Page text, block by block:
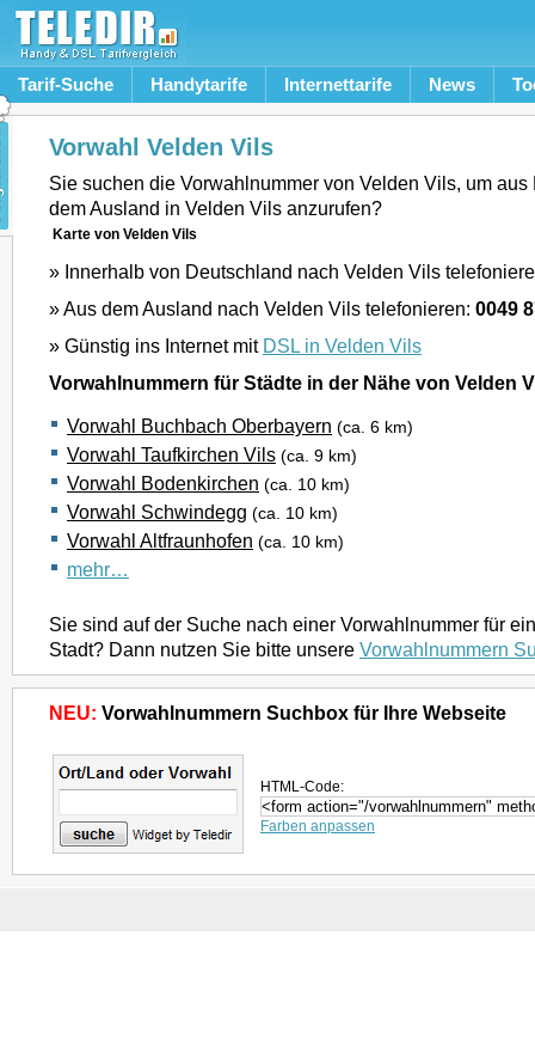
Tarif-Suche Handytarife Internettarife News
Vorwahl Velden Vils
Sie suchen die Vorwahlnummer von Velden Vils, um
dem Ausland in Velden Vils anzurufen?
Karte von Velden Vils
» Innerhalb von Deutschland nach Velden Vils
» Aus dem Ausland nach Velden Vils telefonieren: 0049
» Günstig ins Internet mit DSL in Velden Vils
Vorwahlnummern für Städte in der Nähe von Velden
Vorwahl Buchbach Oberbayern (ca. 6 km)
Vorwahl Taufkirchen Vils (ca. 9 km)
Vorwahl Bodenkirchen (ca. 10 km)
Vorwahl Schwindegg (ca. 10 km)
Vorwahl Altfraunhofen (ca. 10 km)
mehr…
Sie sind auf der Suche nach einer Vorwahlnummer für
Stadt? Dann nutzen Sie bitte unsere Vorwahlnummern
NEU: Vorwahlnummern Suchbox für Ihre Webseite
HTML-Code:
Farben anpassen